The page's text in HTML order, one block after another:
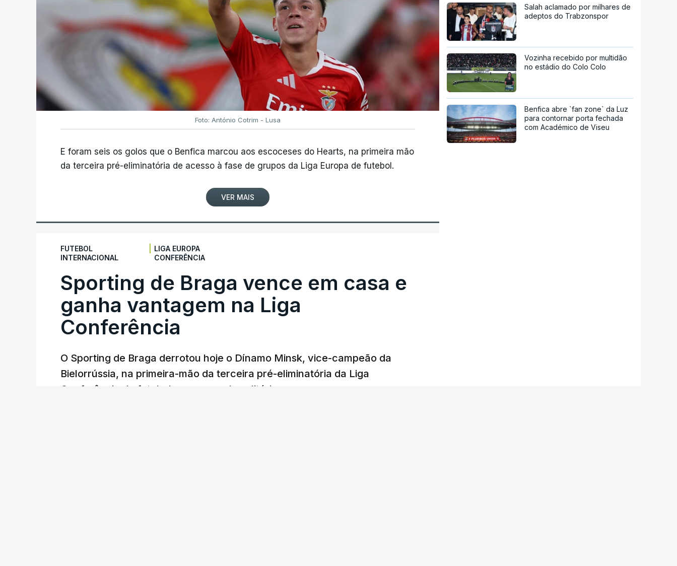
Foto: António Cotrim - Lusa
E foram seis os golos que o Benfica marcou aos escoceses do Hearts, na primeira mão
da terceira pré-eliminatória de acesso à fase de grupos da Liga Europa de futebol.
VER MAIS
FUTEBOL
INTERNACIONAL
LIGA EUROPA
CONFERÊNCIA
Sporting de Braga vence em casa e
ganha vantagem na Liga
Conferência
O Sporting de Braga derrotou hoje o Dínamo Minsk, vice-campeão da
Bielorrússia, na primeira-mão da terceira pré-eliminatória da Liga
Conferência de futebol, com um golo solitário.
Salah aclamado por milhares de
adeptos do Trabzonspor
Vozinha recebido por multidão
no estádio do Colo Colo
Benfica abre `fan zone` da Luz
para contornar porta fechada
com Académico de Viseu